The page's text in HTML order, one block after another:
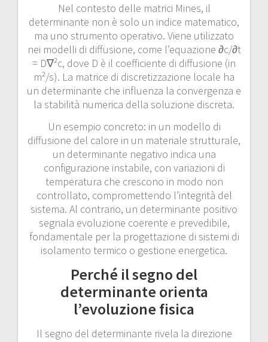
Nel contesto delle matrici Mines, il
determinante non è solo un indice matematico,
ma uno strumento operativo. Viene utilizzato
nei modelli di diffusione, come l’equazione ∂c/∂t
= D∇²c, dove D è il coefficiente di diffusione (in
m²/s). La matrice di discretizzazione locale ha
un determinante che influenza la convergenza e
la stabilità numerica della soluzione discreta.
Un esempio concreto: in un modello di
diffusione del calore in un materiale strutturale,
un determinante negativo indica una
configurazione instabile, con variazioni di
temperatura che crescono in modo non
controllato, compromettendo l’integrità del
sistema. Al contrario, un determinante positivo
segnala evoluzione coerente e prevedibile,
fondamentale per la progettazione di sistemi di
isolamento termico o gestione energetica.
Perché il segno del
determinante orienta
l’evoluzione fisica
Il segno del determinante rivela la direzione